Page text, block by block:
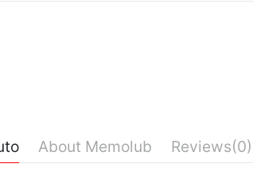
About Memolub Reviews(0)